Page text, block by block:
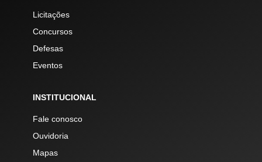
Licitações
Concursos
Defesas
Eventos
INSTITUCIONAL
Fale conosco
Ouvidoria
Mapas